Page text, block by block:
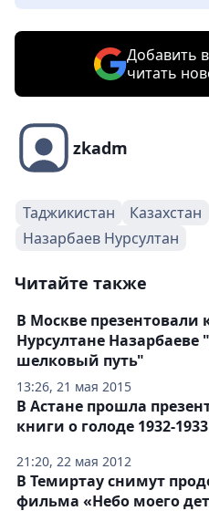
Добавить
читать
zkadm
Таджикистан
Казахстан
Назарбаев Нурсултан
Читайте также
13:26, 21 мая 2015
В Москве презентовали
Нурсултане Назарбаеве
шелковый путь"
21:20, 22 мая 2012
В Астане прошла
книги о голоде 1932-1933
В Темиртау снимут
фильма «Небо моего